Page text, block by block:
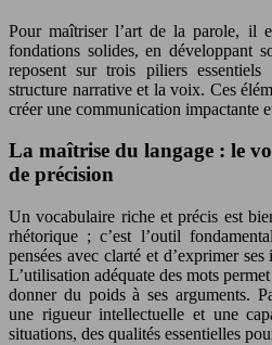
Pour maîtriser l’art de la parole, il
fondations solides, en développant
reposent sur trois piliers
structure narrative et la voix. Ces
créer une communication impactante
La maîtrise du langage : le
de précision
Un vocabulaire riche et précis est
rhétorique ; c’est l’outil
pensées avec clarté et d’exprimer
L’utilisation adéquate des mots
donner du poids à ses arguments.
une rigueur intellectuelle et une
situations, des qualités essentielles